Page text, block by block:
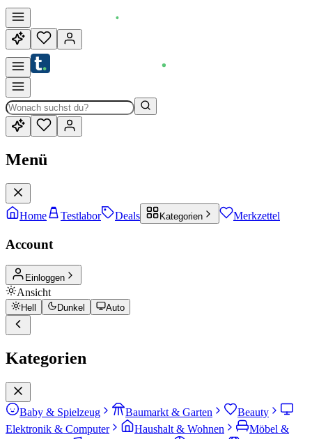
Menü
Home Testlabor Deals Kategorien Merkzettel
Account
Einloggen
Ansicht
Hell Dunkel Auto
Kategorien
Baby & Spielzeug Baumarkt & Garten
Beauty
Elektronik & Computer
Haushalt & Wohnen
Möbel &